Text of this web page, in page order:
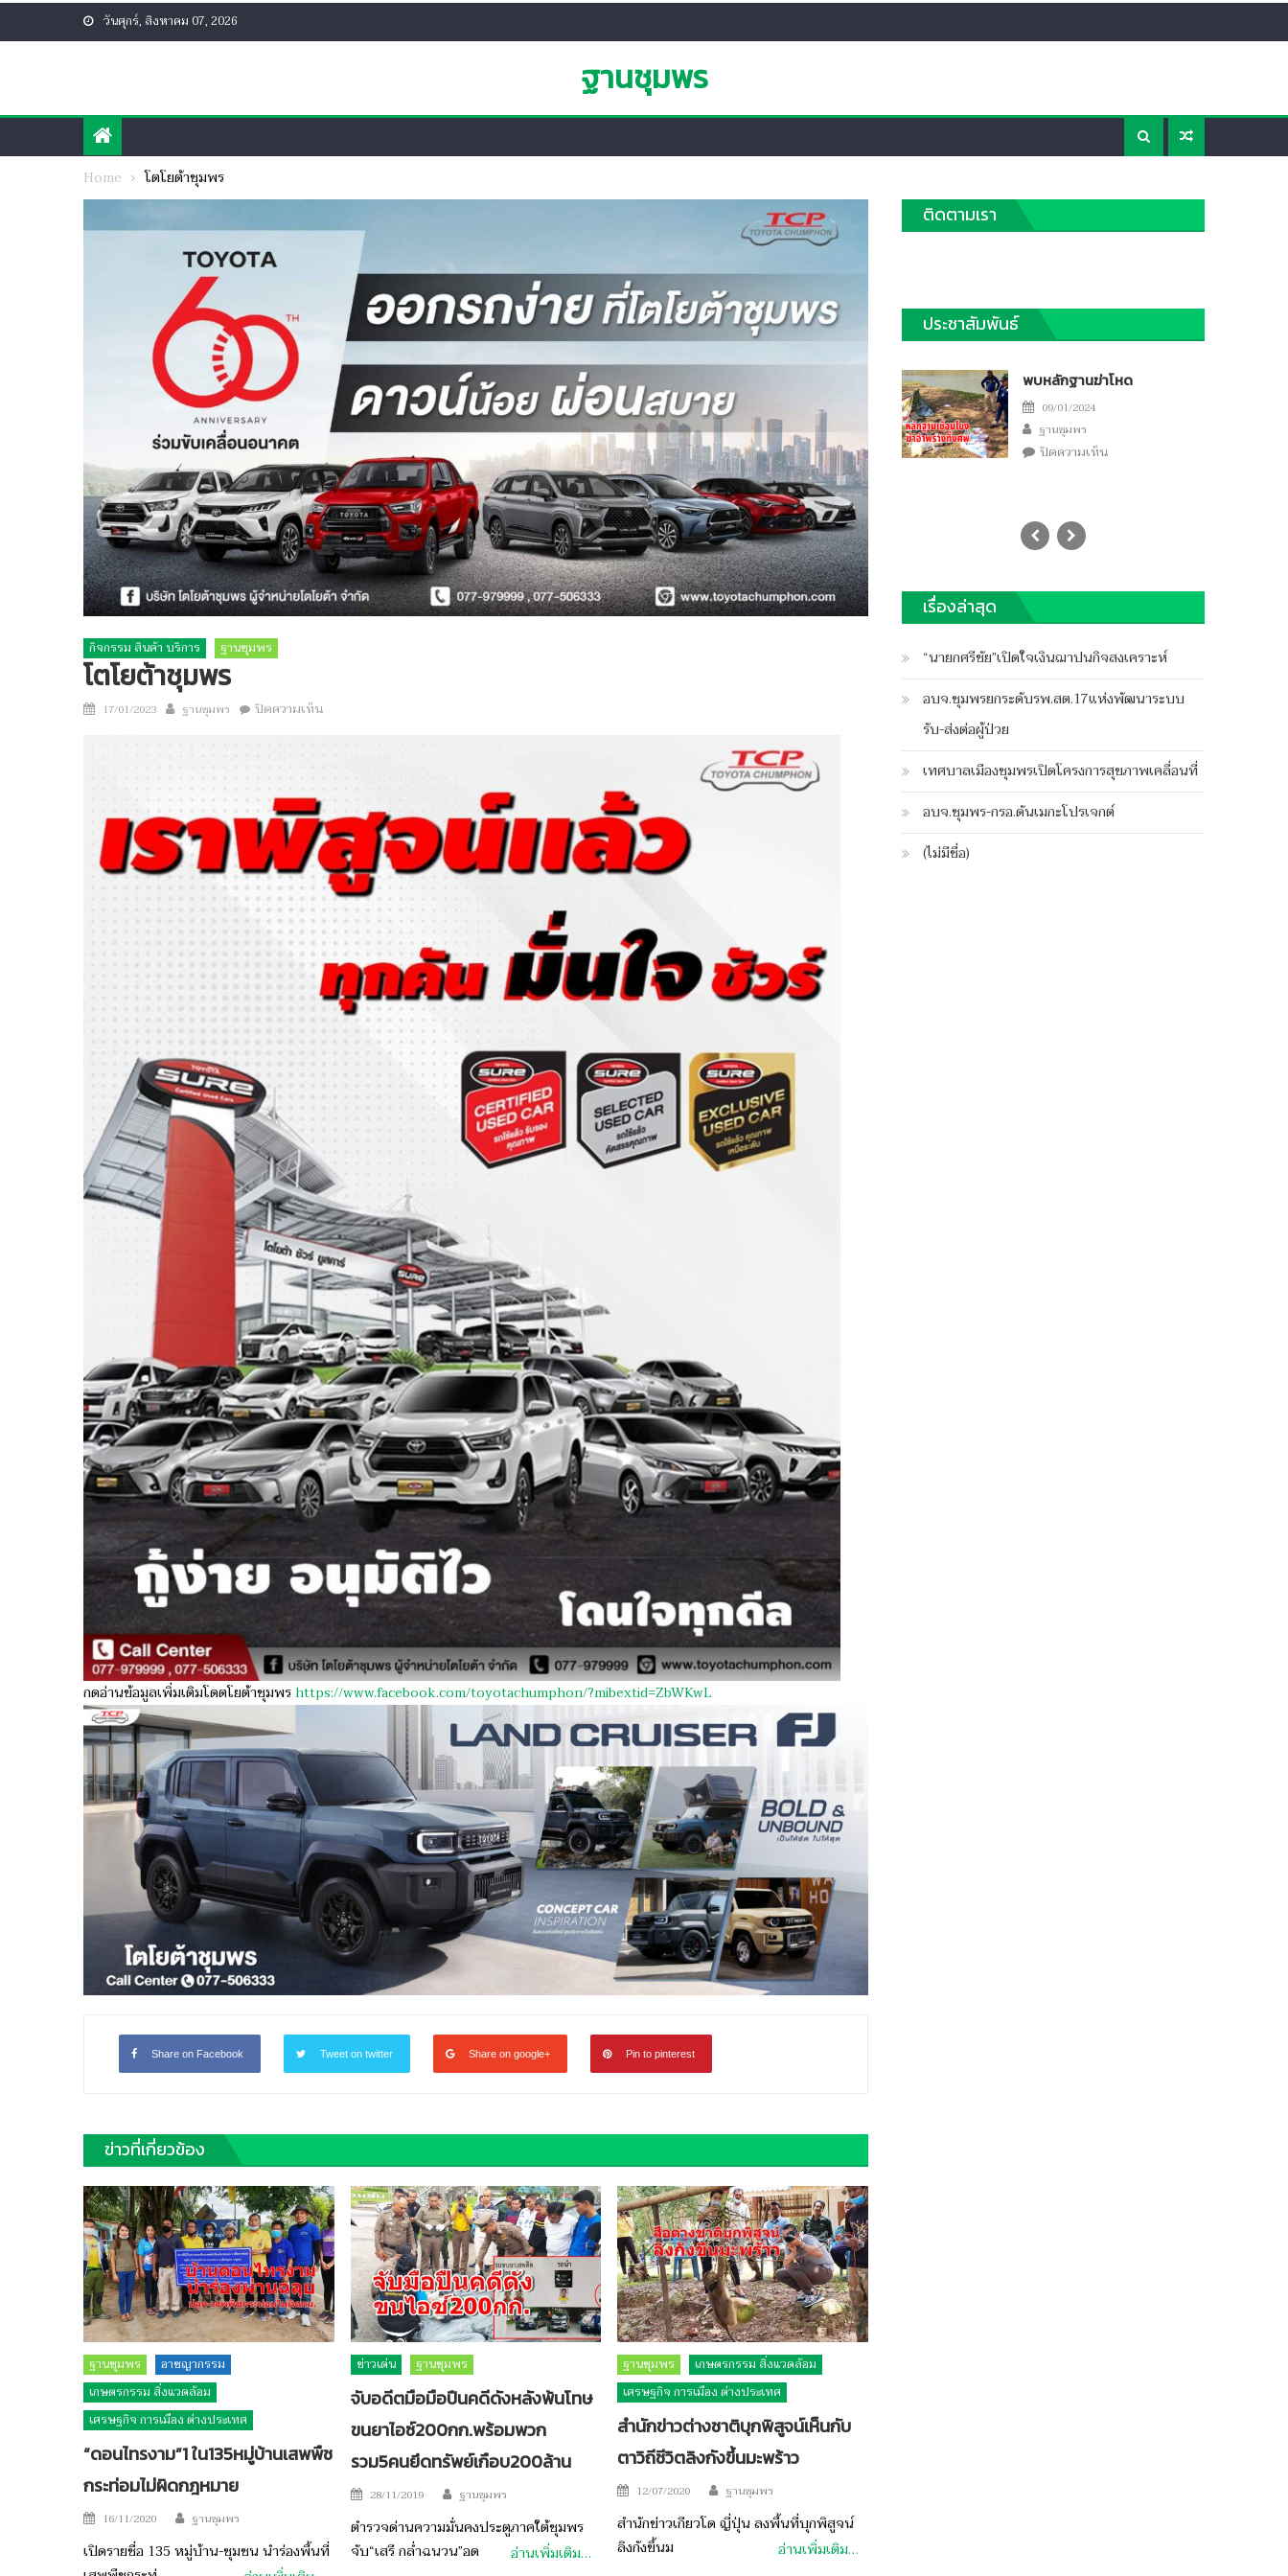
วันศุกร์, สิงหาคม 07, 2026
ฐานชุมพร
Home โตโยต้าชุมพร
กิจกรรม สินค้า บริการ ฐานชุมพร
โตโยต้าชุมพร
Posted
17/01/2023 Author
ฐานชุมพร ปิดความเห็น
ชุมพร
กดอ่านข้อมูลเพิ่มเติมโดตโยต้าชุมพร https://www.facebook.com/toyotachumphon/?mibextid=ZbWKwL
Share on Facebook Tweet on twitter Share on google+ Pin to pinterest
ข่าวที่เกี่ยวข้อง
ฐานชุมพร
อาชญากรรม
เกษตรกรรม สิ่งแวดล้อม
เศรษฐกิจ การเมือง ต่างประเทศ
“ดอนไทรงาม”1 ใน135หมู่บ้านเสพพืช
กระท่อมไม่ผิดกฎหมาย
Posted
16/11/2020 Author
ฐานชุมพร
เปิดรายชื่อ 135 หมู่บ้าน-ชุมชน นำร่องพื้นที่
ข่าวเด่น ฐานชุมพร
จับอดีตมือมือปืนคดีดังหลังพ้นโทษ
ขนยาไอซ์200กก.พร้อมพวก
รวม5คนยึดทรัพย์เกือบ200ล้าน
Posted
28/11/2019 Author
ฐานชุมพร
ตำรวจด่านความมั่นคงประตูภาคใต้ชุมพร
จับ“เสรี กล่ำฉนวน”อด
อ่านเพิ่มเติม…
ฐานชุมพร
เกษตรกรรม สิ่งแวดล้อม
เศรษฐกิจ การเมือง ต่างประเทศ
สำนักข่าวต่างชาติบุกพิสูจน์เห็นกับ
ตาวิถีชีวิตลิงกังขึ้นมะพร้าว
Posted
12/07/2020 Author
ฐานชุมพร
สำนักข่าวเกียวโด ญี่ปุ่น ลงพื้นที่บุกพิสูจน์
ลิงกังขึ้นม
อ่านเพิ่มเติม…
ติดตามเรา
ประชาสัมพันธ์
พบหลักฐานฆ่าโหด
Posted
on
09/01/2024
Author
ฐานชุมพร
ปิดความเห็นบน
เรื่องล่าสุด
“นายกศรีชัย”เปิดใจเงินฌาปนกิจสงเคราะห์
อบจ.ชุมพรยกระดับรพ.สต.17แห่งพัฒนาระบบ
รับ-ส่งต่อผู้ป่วย
เทศบาลเมืองชุมพรเปิดโครงการสุขภาพเคลื่อนที่
อบจ.ชุมพร-กรอ.ดันเมกะโปรเจกต์
(ไม่มีชื่อ)